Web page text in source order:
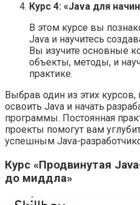
Курс 4: «Java для
В этом курсе вы
Java и научитесь
Вы изучите основные
объекты, методы, и
практике.
Выбрав один из этих
освоить Java и начать
программы. Постоянная
проекты помогут вам
успешным Java-
Курс «Продвинутая
до миддла»